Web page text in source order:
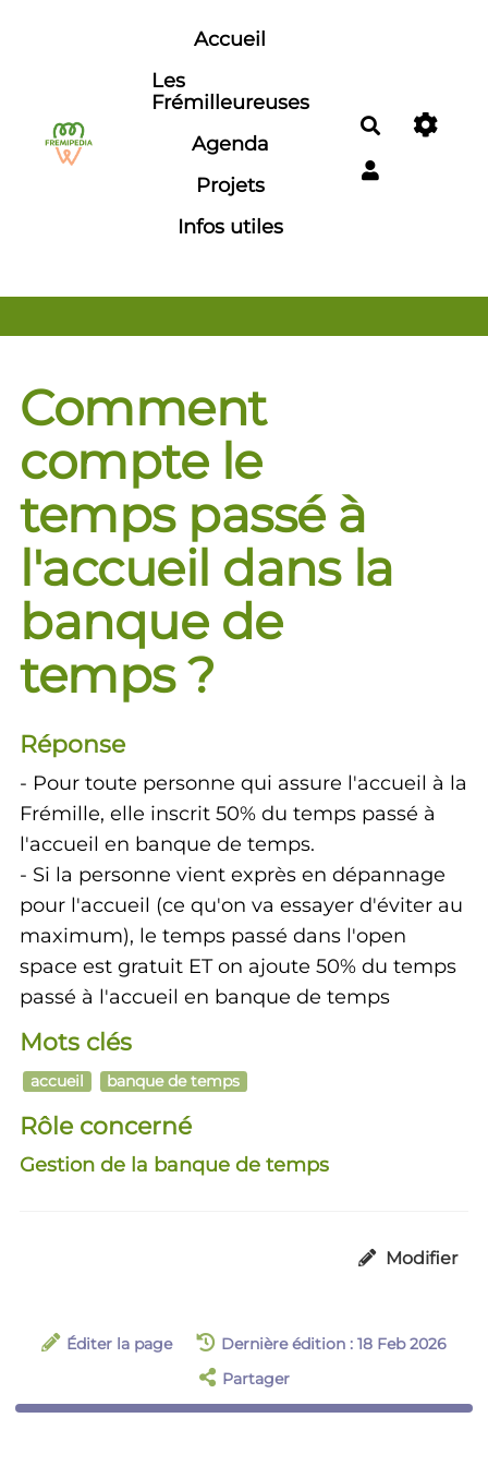
Aller au contenu principal
Accueil
Les
Frémilleureuses
Agenda
Projets
Infos utiles
Rechercher
Comment
compte le
temps passé à
l'accueil dans la
banque de
temps ?
Réponse
- Pour toute personne qui assure l'accueil à la
Frémille, elle inscrit 50% du temps passé à
l'accueil en banque de temps.
- Si la personne vient exprès en dépannage
pour l'accueil (ce qu'on va essayer d'éviter au
maximum), le temps passé dans l'open
space est gratuit ET on ajoute 50% du temps
passé à l'accueil en banque de temps
Mots clés
accueil banque de temps
Rôle concerné
Gestion de la banque de temps
Modifier
Éditer la page
Dernière édition : 18 Feb 2026
Partager